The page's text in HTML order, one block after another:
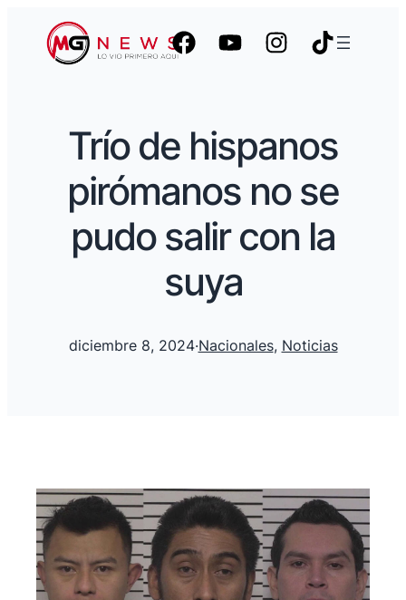
Trío de hispanos
pirómanos no se
pudo salir con la
suya
diciembre 8, 2024·Nacionales, Noticias